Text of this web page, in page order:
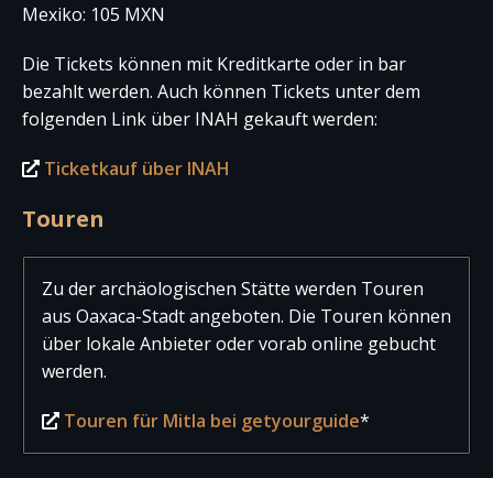
Mexiko: 105 MXN
Die Tickets können mit Kreditkarte oder in bar
bezahlt werden. Auch können Tickets unter dem
folgenden Link über INAH gekauft werden:
Ticketkauf über INAH
Touren
Zu der archäologischen Stätte werden Touren
aus Oaxaca-Stadt angeboten. Die Touren können
über lokale Anbieter oder vorab online gebucht
werden.
Touren für Mitla bei getyourguide*